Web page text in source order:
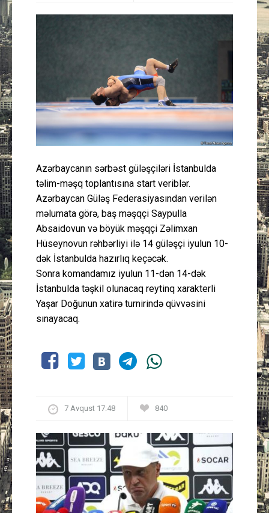
Güney Azərbaycan
Müsahibə
İdman
Layihə
Gündəm
Cəmiyyət
Peşə etikası
Əlaqə
Azərbaycanın sərbəst güləşçiləri İstanbulda
təlim-məşq toplantısına start veriblər.
Azərbaycan Güləş Federasiyasından verilən
məlumata görə, baş məşqçi Saypulla
Absaidovun və böyük məşqçi Zəlimxan
Hüseynovun rəhbərliyi ilə 14 güləşçi iyulun 10-
dək İstanbulda hazırlıq keçəcək.
Sonra komandamız iyulun 11-dən 14-dək
İstanbulda təşkil olunacaq reytinq xarakterli
Yaşar Doğunun xatirə turnirində qüvvəsini
sınayacaq.
7 Avqust 17:48 840